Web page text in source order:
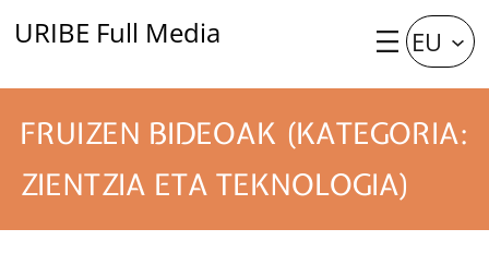
URIBE Full Media EU
FRUIZEN BIDEOAK (KATEGORIA:
ZIENTZIA ETA TEKNOLOGIA)